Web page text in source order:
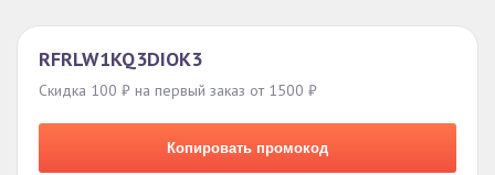
RFRLW1KQ3DIOK3
Скидка 100 ₽ на первый заказ от 1500 ₽
Копировать промокод